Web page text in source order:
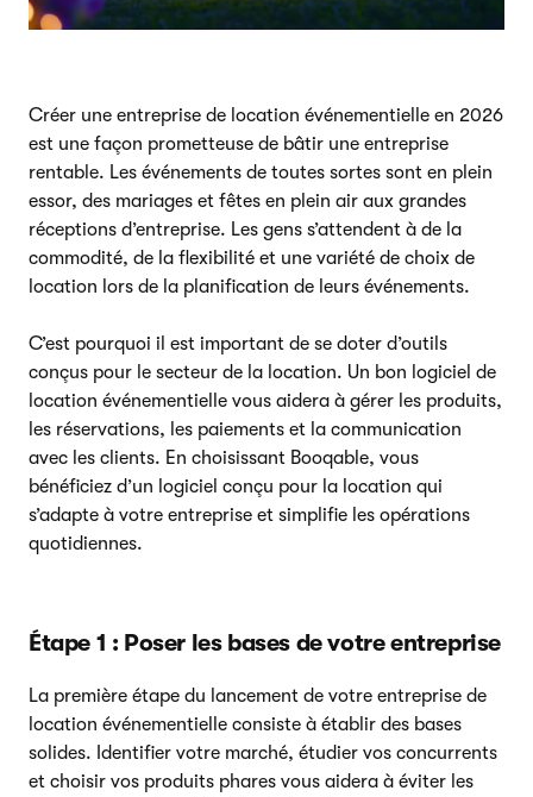
Créer une entreprise de location événementielle en 2026
est une façon prometteuse de bâtir une entreprise
rentable. Les événements de toutes sortes sont en plein
essor, des mariages et fêtes en plein air aux grandes
réceptions d’entreprise. Les gens s’attendent à de la
commodité, de la flexibilité et une variété de choix de
location lors de la planification de leurs événements.
C’est pourquoi il est important de se doter d’outils
conçus pour le secteur de la location. Un bon logiciel de
location événementielle vous aidera à gérer les produits,
les réservations, les paiements et la communication
avec les clients. En choisissant Booqable, vous
bénéficiez d’un logiciel conçu pour la location qui
s’adapte à votre entreprise et simplifie les opérations
quotidiennes.
Étape 1 : Poser les bases de votre entreprise
La première étape du lancement de votre entreprise de
location événementielle consiste à établir des bases
solides. Identifier votre marché, étudier vos concurrents
et choisir vos produits phares vous aidera à éviter les